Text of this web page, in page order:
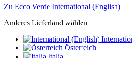
Zu Ecco Verde International (English)
Anderes Lieferland wählen
Österreich